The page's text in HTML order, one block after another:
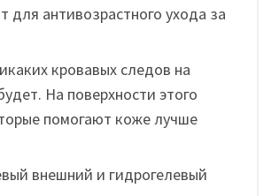
для антивозрастного ухода за
кровавых следов на
На поверхности этого
помогают коже лучше
внешний и гидрогелевый